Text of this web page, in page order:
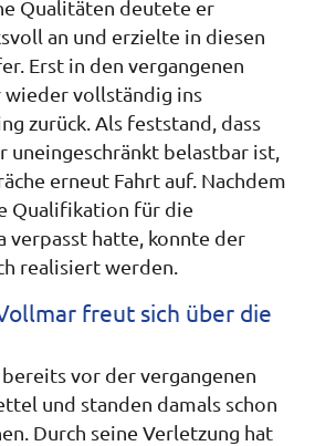
Qualitäten deutete er
an und erzielte in diesen
Erst in den vergangenen
wieder vollständig ins
zurück. Als feststand, dass
uneingeschränkt belastbar ist,
erneut Fahrt auf. Nachdem
Qualifikation für die
verpasst hatte, konnte der
realisiert werden.
freut sich über die
vor der vergangenen
und standen damals schon
Durch seine Verletzung hat